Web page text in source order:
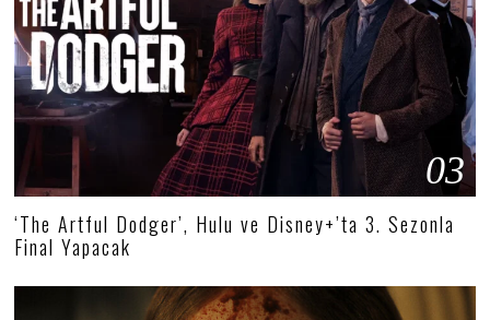
03
‘The Artful Dodger’, Hulu ve Disney+’ta 3. Sezonla
Final Yapacak